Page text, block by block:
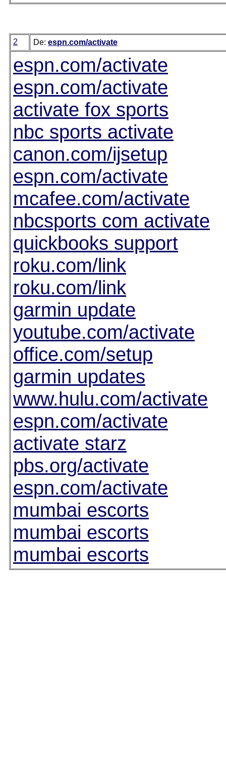
2 De: espn.com/activate
espn.com/activate
espn.com/activate
activate fox sports
nbc sports activate
canon.com/ijsetup
espn.com/activate
mcafee.com/activate
nbcsports com activate
quickbooks support
roku.com/link
roku.com/link
garmin update
youtube.com/activate
office.com/setup
garmin updates
www.hulu.com/activate
espn.com/activate
activate starz
pbs.org/activate
espn.com/activate
mumbai escorts
mumbai escorts
mumbai escorts